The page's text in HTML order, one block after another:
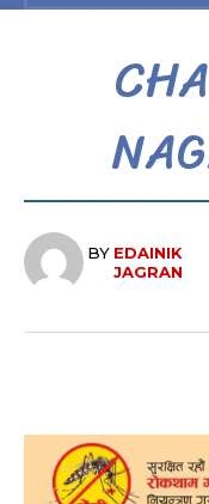
BY EDAINIK
JAGRAN